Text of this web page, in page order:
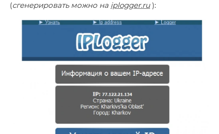
(сгенерировать можно на iplogger.ru ):